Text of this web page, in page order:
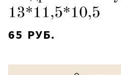
13*11,5*10,5
65 РУБ.